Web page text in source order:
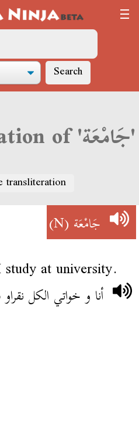
Search
Derja translation of 'جَامْعَة'
transliteration
جَامْعَة(N)
at university.
أنا و خواتي الكل